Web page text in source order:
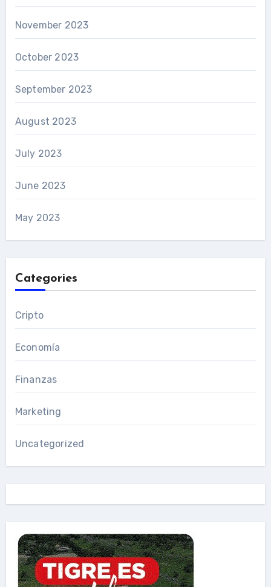
November 2023
October 2023
September 2023
August 2023
July 2023
June 2023
May 2023
Categories
Cripto
Economía
Finanzas
Marketing
Uncategorized